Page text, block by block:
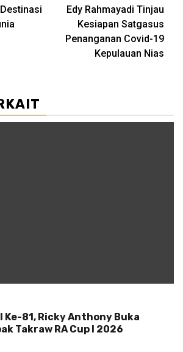
Edy Rahmayadi Tinjau
Kesiapan Satgasus
Penanganan Covid-19
Kepulauan Nias
Ke-81, Ricky Anthony Buka
Takraw RA Cup I 2026